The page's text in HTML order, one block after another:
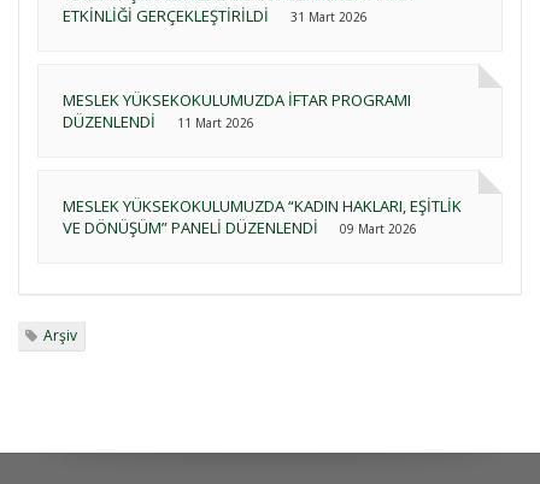
ETKİNLİĞİ GERÇEKLEŞTİRİLDİ
31 Mart 2026
MESLEK YÜKSEKOKULUMUZDA İFTAR PROGRAMI
DÜZENLENDİ
11 Mart 2026
MESLEK YÜKSEKOKULUMUZDA “KADIN HAKLARI, EŞİTLİK
VE DÖNÜŞÜM” PANELİ DÜZENLENDİ
09 Mart 2026
Arşiv